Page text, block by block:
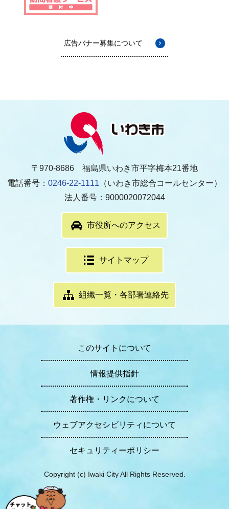
広告バナー募集について
〒970-8686 福島県いわき市平字梅本21番地
電話番号： 0246-22-1111 （いわき市総合コールセンター）
法人番号：9000020072044
市役所へのアクセス
サイトマップ
組織一覧・各部署連絡先
このサイトについて
情報提供指針
著作権・リンクについて
ウェブアクセシビリティについて
セキュリティーポリシー
Copyright (c) Iwaki City All Rights Reserved.